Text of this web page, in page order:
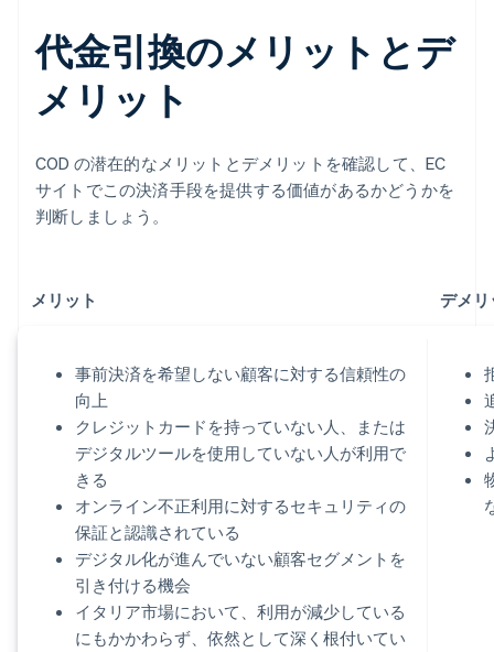
代金引換のメリットとデ
メリット
COD の潜在的なメリットとデメリットを確認して、EC
サイトでこの決済手段を提供する価値があるかどうかを
判断しましょう。
メリット デメリ
事前決済を希望しない顧客に対する信頼性の
向上
クレジットカードを持っていない人、または
デジタルツールを使用していない人が利用で
きる
オンライン不正利用に対するセキュリティの
保証と認識されている
デジタル化が進んでいない顧客セグメントを
引き付ける機会
イタリア市場において、利用が減少している
にもかかわらず、依然として深く根付いてい